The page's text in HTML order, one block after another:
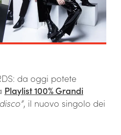
da oggi potete
Playlist 100% Grandi
, il nuovo singolo dei